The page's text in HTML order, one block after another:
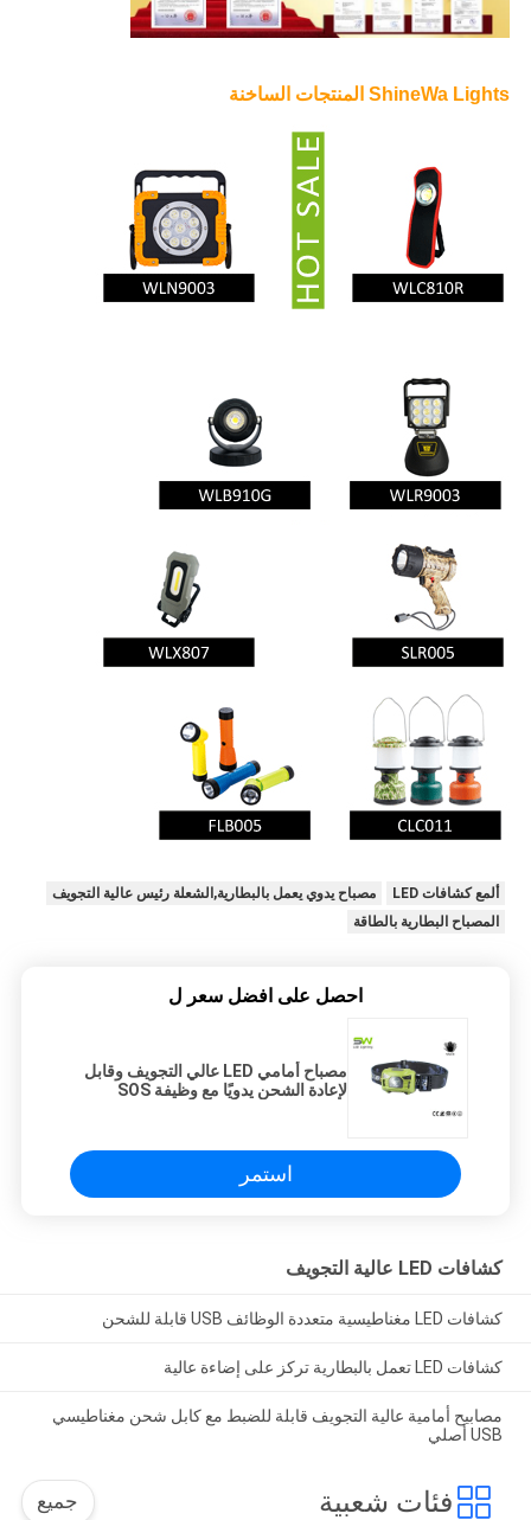
ShineWa Lights المنتجات الساخنة
ألمع كشافات LED
مصباح يدوي يعمل بالبطارية,الشعلة رئيس عالية التجويف
المصباح البطارية بالطاقة
احصل على افضل سعر ل
مصباح أمامي LED عالي التجويف وقابل
لإعادة الشحن يدويًا مع وظيفة SOS
استمر
كشافات LED عالية التجويف
كشافات LED مغناطيسية متعددة الوظائف USB قابلة للشحن
كشافات LED تعمل بالبطارية تركز على إضاءة عالية
مصابيح أمامية عالية التجويف قابلة للضبط مع كابل شحن مغناطيسي
USB أصلي
فئات شعبية جميع